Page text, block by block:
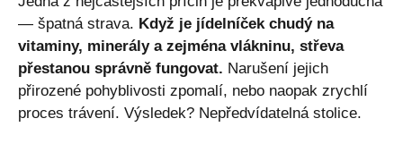
— špatná strava. Když je jídelníček chudý na
vitaminy, minerály a zejména vlákninu, střeva
přestanou správně fungovat. Narušení jejich
přirozené pohyblivosti zpomalí, nebo naopak zrychlí
proces trávení. Výsledek? Nepředvídatelná stolice.